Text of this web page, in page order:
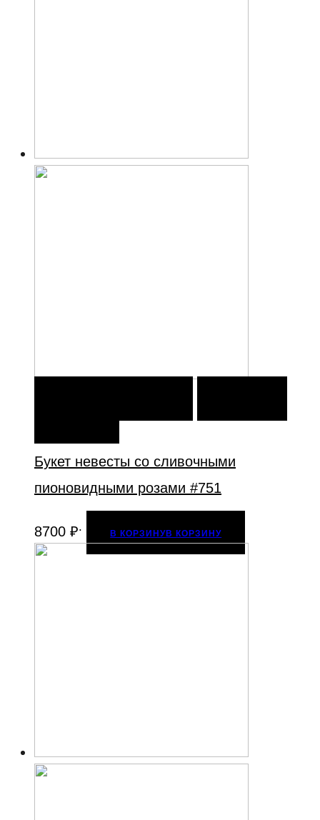
Букет невесты со сливочными
пионовидными розами #751
8700 ₽. В КОРЗИНУВ КОРЗИНУ